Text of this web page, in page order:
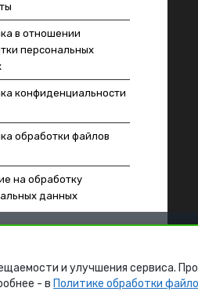
в отношении
персональных
конфиденциальности
обработки файлов
на обработку
данных
и улучшения сервиса.
- в Политике обработки